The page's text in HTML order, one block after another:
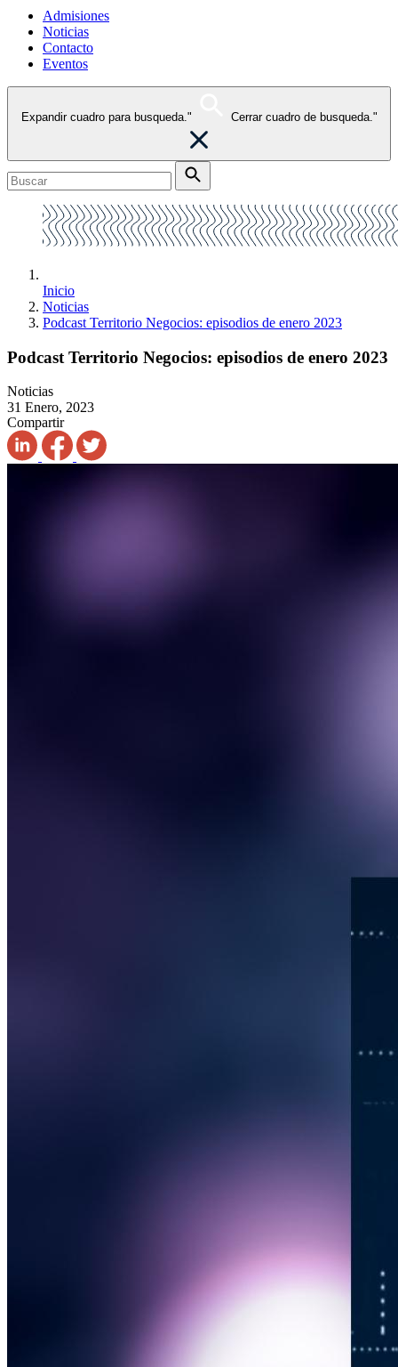
Admisiones
Noticias
Contacto
Eventos
Expandir cuadro para busqueda." Cerrar cuadro de busqueda."
Inicio
Noticias
Podcast Territorio Negocios: episodios de enero 2023
Podcast Territorio Negocios: episodios de enero 2023
Noticias
31 Enero, 2023
Compartir